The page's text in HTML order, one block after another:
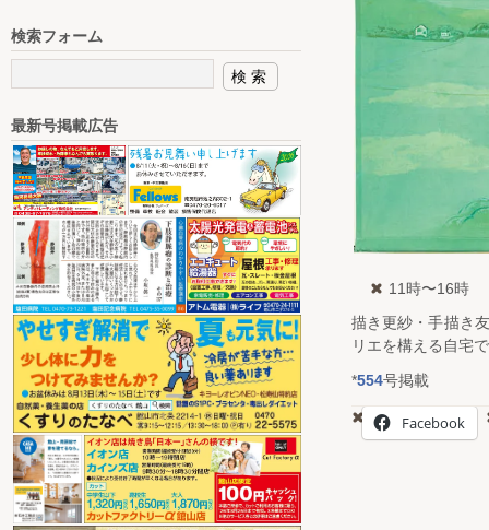
11時〜16時
描き更紗・手描き
リエを構える自宅
*554号掲載
Facebook
検索フォーム
最新号掲載広告